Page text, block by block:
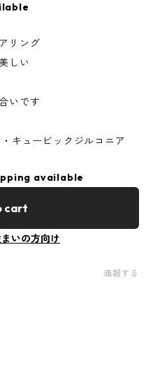
リング
しい
いです
キュービックジルコニア
available
cart
いの方向け
通報する